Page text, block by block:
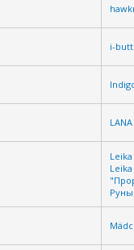
i-
LANA
Leika
Leika